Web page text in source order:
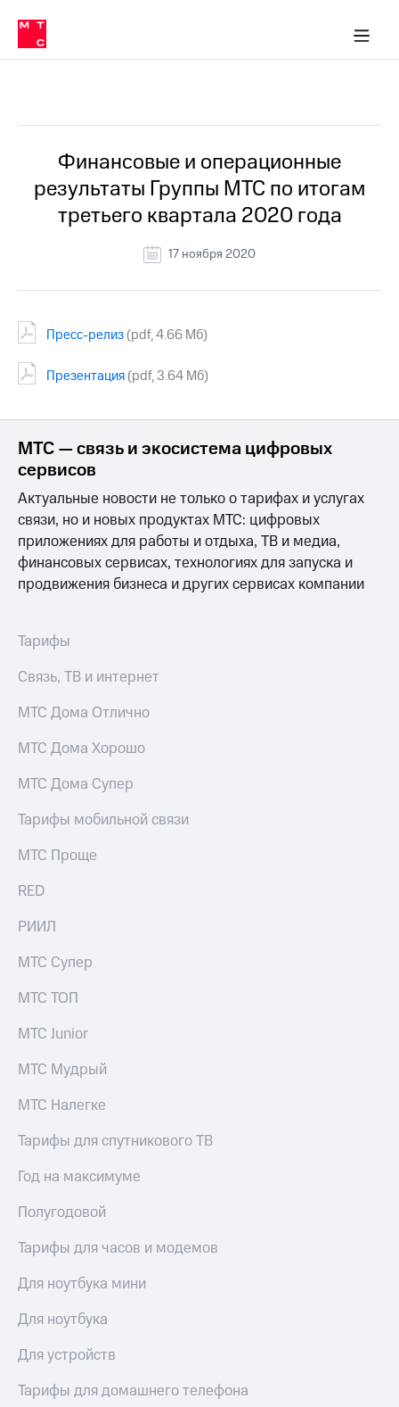
Медиа-центр
и акционерам
Устойчивое развитие
Комплаенс и деловая этика
компании
Карьера
История
компании
Руководство
информация
Контакты
Медиа-центр
Пресс-
о технологиях
Достижения
Интервью
Финансовая
отчетность
и акционерам
управление
Корпоративный
Раскрытие
Информация
Документы
кабинет
акционера
Акционерный
капитал
и
Рынок
Программа
Порядок
акций
Рынок
облигаций
Описание
Еврооблигации-2023
Уведомление
погашении
облигаций
в МТС
Пресс-
релизы
МТС
о технологиях
Финансовые и операционные
результаты Группы МТС по итогам
третьего квартала 2020 года
17 ноября 2020
Пресс-релиз(pdf, 4.66 Mб)
Презентация(pdf, 3.64 Мб)
МТС — связь и экосистема цифровых
сервисов
Актуальные новости не только о тарифах и услугах
связи, но и новых продуктах МТС: цифровых
приложениях для работы и отдыха, ТВ и медиа,
финансовых сервисах, технологиях для запуска и
продвижения бизнеса и других сервисах компании
Тарифы
Связь, ТВ и интернет
МТС Дома Отлично
МТС Дома Хорошо
МТС Дома Супер
Тарифы мобильной связи
МТС Проще
RED
РИИЛ
МТС Супер
МТС ТОП
МТС Junior
МТС Мудрый
МТС Налегке
Тарифы для спутникового ТВ
Год на максимуме
Полугодовой
Тарифы для часов и модемов
Для ноутбука мини
Для ноутбука
Для устройств
Тарифы для домашнего телефона